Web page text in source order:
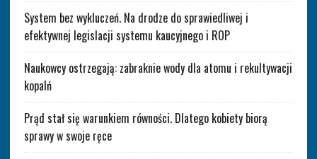
System bez wykluczeń. Na drodze do sprawiedliwej i
efektywnej legislacji systemu kaucyjnego i ROP
Naukowcy ostrzegają: zabraknie wody dla atomu i rekultywacji
kopalń
Prąd stał się warunkiem równości. Dlatego kobiety biorą
sprawy w swoje ręce